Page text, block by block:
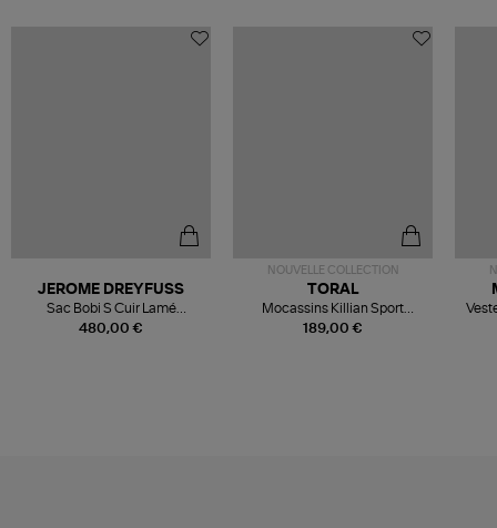
480,00 €
JEROME DREYFUSS
Sac Bobi S Cuir Lamé
Champagne
NOUVELLE COLLECTION
189,00 €
TORAL
Mocassins Killian Sport
Mousse